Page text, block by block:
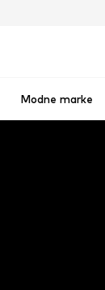
Modne marke